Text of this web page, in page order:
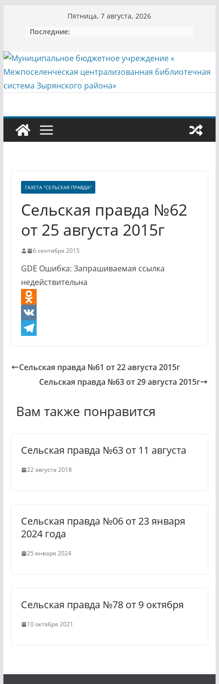
содержимому
Пятница, 7 августа, 2026
Последние:
ГАЗЕТА "СЕЛЬСКАЯ ПРАВДА"
Сельская правда №62
от 25 августа 2015г
6 сентября 2015
GDE Ошибка: Запрашиваемая ссылка
недействительна
O
d
a
n
i
V
g
m
Сельская правда №61 от 22 августа 2015г
Сельская правда №63 от 29 августа 2015г
Вам также понравится
Сельская правда №63 от 11 августа
22 августа 2018
Сельская правда №06 от 23 января
2024 года
25 января 2024
Сельская правда №78 от 9 октября
10 октября 2021